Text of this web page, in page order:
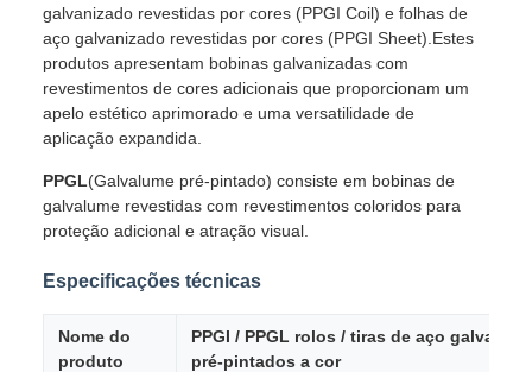
galvanizado revestidas por cores (PPGI Coil) e folhas de
aço galvanizado revestidas por cores (PPGI Sheet).Estes
produtos apresentam bobinas galvanizadas com
revestimentos de cores adicionais que proporcionam um
apelo estético aprimorado e uma versatilidade de
aplicação expandida.
PPGL(Galvalume pré-pintado) consiste em bobinas de
galvalume revestidas com revestimentos coloridos para
proteção adicional e atração visual.
Especificações técnicas
Nome do
produto
PPGI / PPGL rolos / tiras de aço
pré-pintados a cor